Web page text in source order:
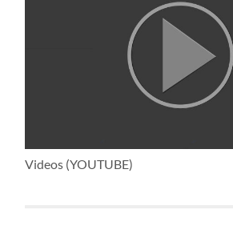
Videos (YOUTUBE)